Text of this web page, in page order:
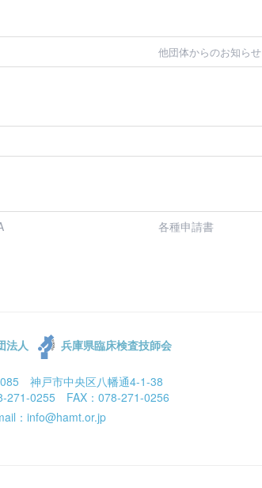
他団体からのお知らせ
各種申請書
法人 兵庫県臨床検査技師会
神戸市中央区八幡通4-1-38
271-0255 FAX：078-271-0256
：info@hamt.or.jp